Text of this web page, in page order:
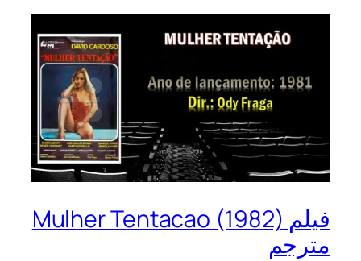
فيلم Mulher Tentacao (1982)
مترجم